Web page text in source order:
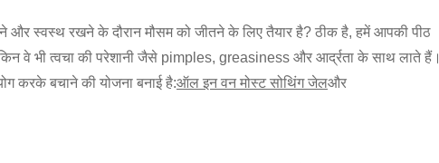
और स्वस्थ रखने के दौरान मौसम को जीतने के लिए तैयार है? ठीक है, हमें आपकी पीठ
वे भी त्वचा की परेशानी जैसे pimples, greasiness और आर्द्रता के साथ लाते हैं।
करके बचाने की योजना बनाई है:ऑल इन वन मोस्ट सोथिंग जेलऔर